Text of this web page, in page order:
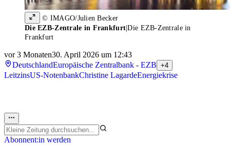
© IMAGO/Julien Becker
Die EZB-Zentrale in Frankfurt |Die EZB-Zentrale in
Frankfurt
vor 3 Monaten30. April 2026 um 12:43
DeutschlandEuropäische Zentralbank - EZB +4
LeitzinsUS-NotenbankChristine LagardeEnergiekrise
Abonnent:in werden